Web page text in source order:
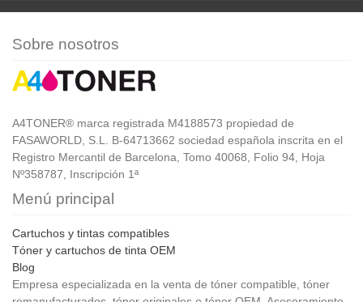
Sobre nosotros
A4TONER® marca registrada M4188573 propiedad de
FASAWORLD, S.L. B-64713662 sociedad española inscrita en el
Registro Mercantil de Barcelona, Tomo 40068, Folio 94, Hoja
Nº358787, Inscripción 1ª
Menú principal
Cartuchos y tintas compatibles
Tóner y cartuchos de tinta OEM
Blog
Empresa especializada en la venta de tóner compatible, tóner